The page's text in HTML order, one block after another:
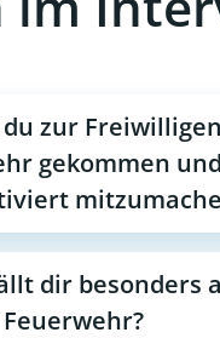
zur Freiwilligen
gekommen
dir besonders